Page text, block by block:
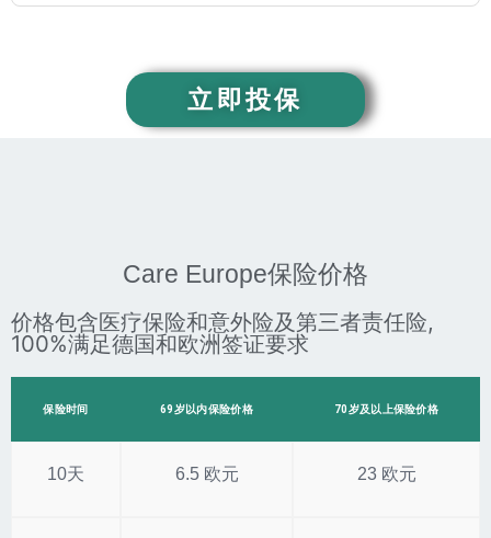
立即投保
Care Europe保险价格
价格包含医疗保险和意外险及第三者责任险,
100%满足德国和欧洲签证要求
保险时间 69岁以内保险价格 70岁及以上保险价格
10天 6.5 欧元 23 欧元